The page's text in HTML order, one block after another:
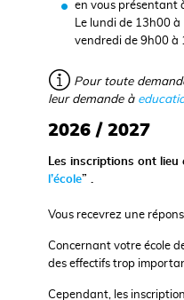
en vous présentant
Le lundi de 13h00
vendredi de 9h00 à
Pour toute
leur demande à
2026 / 2027
Les inscriptions ont lieu
l’école” .
Vous recevrez une
Concernant votre école
des effectifs trop
Cependant, les